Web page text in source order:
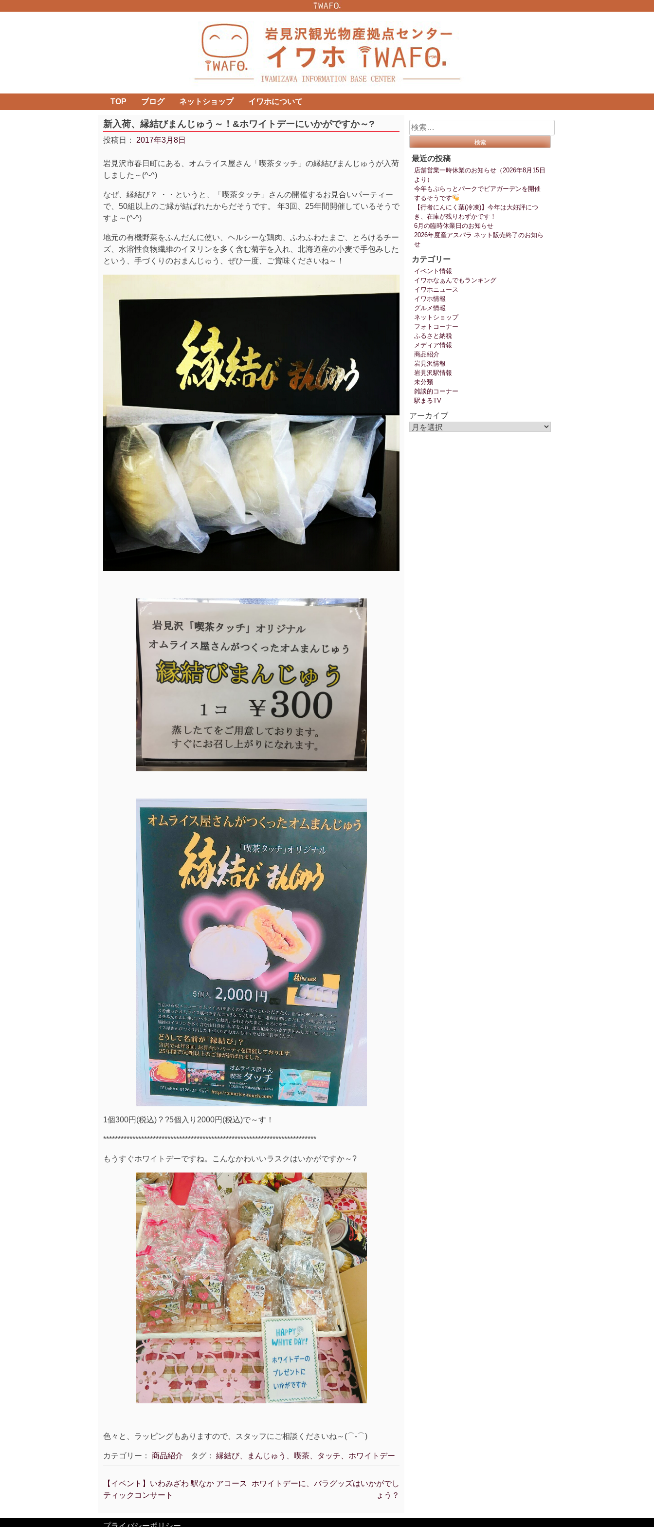
TOP ブログ ネットショップ イワホについて
新入荷、縁結びまんじゅう～！&ホワイトデーにいかがですか～?
投稿日： 2017年3月8日
岩見沢市春日町にある、オムライス屋さん「喫茶タッチ」の縁結びまんじゅうが入荷
しました～(^-^)
なぜ、縁結び？ ・・というと、「喫茶タッチ」さんの開催するお見合いパーティー
で、50組以上のご縁が結ばれたからだそうです。 年3回、25年間開催しているそうで
すよ～(^-^)
地元の有機野菜をふんだんに使い、ヘルシーな鶏肉、ふわふわたまご、とろけるチー
ズ、水溶性食物繊維のイヌリンを多く含む菊芋を入れ、北海道産の小麦で手包みした
という、手づくりのおまんじゅう、ぜひ一度、ご賞味くださいね～！
1個300円(税込) ? ?5個入り2000円(税込)で～す！
*************************************************************************
もうすぐホワイトデーですね。こんなかわいいラスクはいかがですか～?
色々と、ラッピングもありますので、スタッフにご相談くださいね～(⌒‐⌒)
カテゴリー： 商品紹介 タグ： 縁結び、まんじゅう、喫茶、タッチ、ホワイトデー
投
稿
ビ
【イベント】いわみざわ 駅なか アコース
ティックコンサート
ホワイトデーに、バラグッズはいかがでし
ょう？
検
索:
最近の投稿
店舗営業一時休業のお知らせ（2026年8月15日
より）
今年もぷらっとパークでビアガーデンを開催
するそうです
【行者にんにく葉(冷凍)】今年は大好評につ
き、在庫が残りわずかです！
6月の臨時休業日のお知らせ
2026年度産アスパラ ネット販売終了のお知ら
せ
カテゴリー
イベント情報
イワホなぁんでもランキング
イワホニュース
イワホ情報
グルメ情報
ネットショップ
フォトコーナー
ふるさと納税
メディア情報
商品紹介
岩見沢情報
岩見沢駅情報
未分類
雑談的コーナー
駅まるTV
アーカイブ